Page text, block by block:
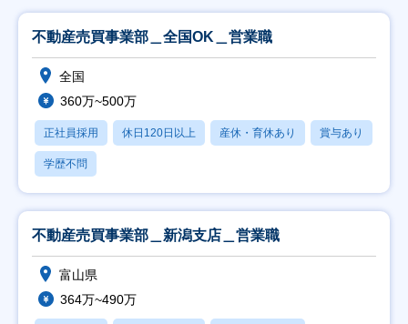
不動産売買事業部＿全国OK＿営業職
全国
360万~500万
正社員採用 休日120日以上 産休・育休あり 賞与あり
学歴不問
不動産売買事業部＿新潟支店＿営業職
富山県
364万~490万